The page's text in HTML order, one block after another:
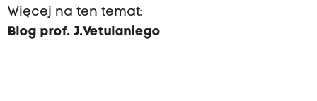
Więcej na ten temat:
Blog prof. J.Vetulaniego